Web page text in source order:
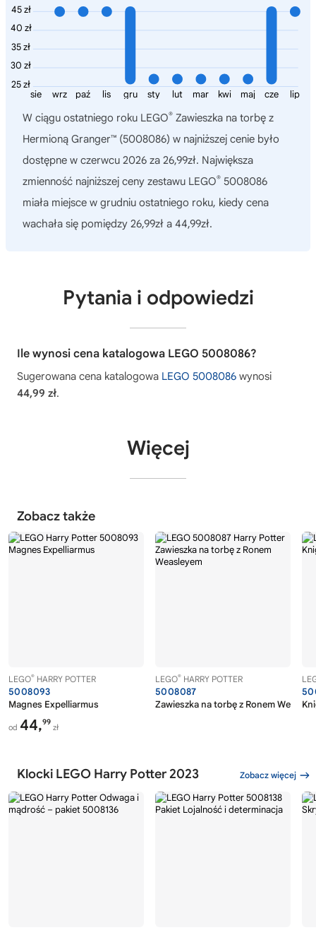
45 zł
40 zł
35 zł
30 zł
25 zł
lip
cze
maj
kwi
mar
lut
sty
gru
lis
paź
wrz
sie
W ciągu ostatniego roku LEGO® Zawieszka na torbę z
Hermioną Granger™ (5008086) w najniższej cenie było
dostępne w czerwcu 2026 za 26,99zł. Największa
zmienność najniższej ceny zestawu LEGO® 5008086
miała miejsce w grudniu ostatniego roku, kiedy cena
wachała się pomiędzy 26,99zł a 44,99zł.
Pytania i odpowiedzi
Ile wynosi cena katalogowa LEGO 5008086?
Sugerowana cena katalogowa LEGO 5008086 wynosi
44,99 zł.
Więcej
Zobacz także
LEGO® HARRY POTTER
5008093
Magnes Expelliarmus
od 44,99
zł
LEGO® HARRY POTTER
5008087
Zawieszka na torbę z Ronem
Klocki LEGO Harry Potter 2023 Zobacz więcej